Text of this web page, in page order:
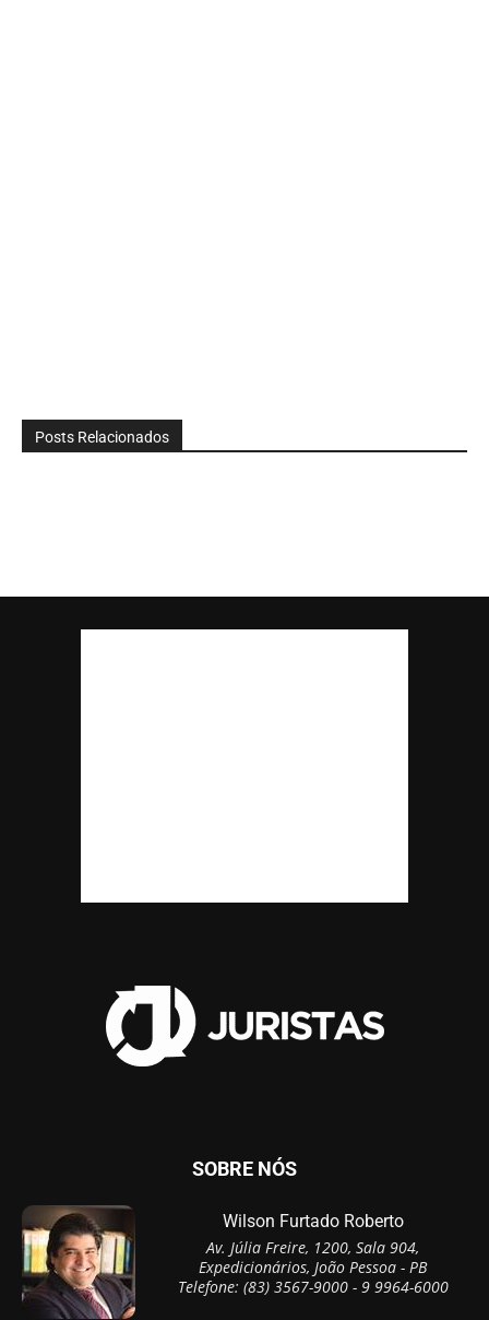
Posts Relacionados
SOBRE NÓS
Wilson Furtado Roberto
Av. Júlia Freire, 1200, Sala 904,
Expedicionários, João Pessoa - PB
Telefone: (83) 3567-9000 - 9 9964-6000